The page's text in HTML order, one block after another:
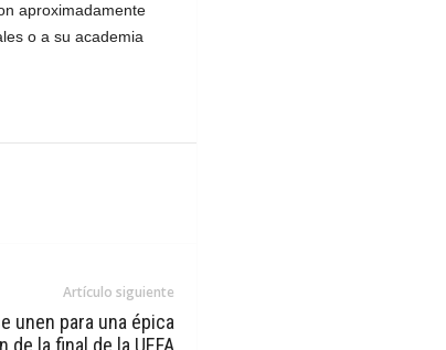
aproximadamente
o a su academia
Artículo siguiente
unen para una épica
de la final de la UEFA